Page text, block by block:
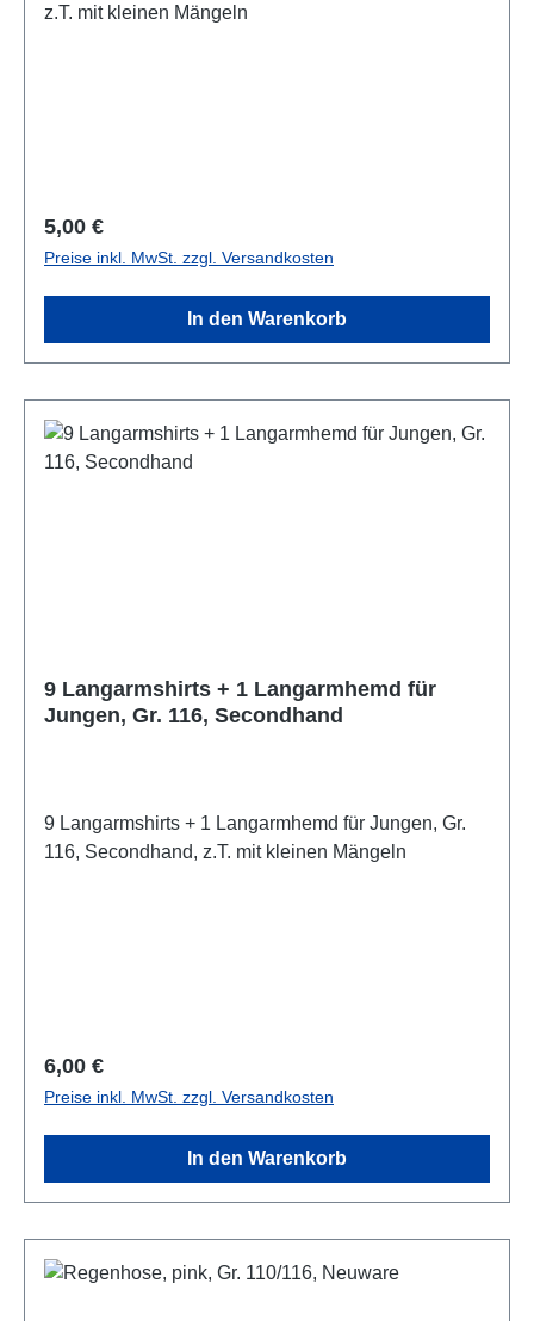
z.T. mit kleinen Mängeln
Regulärer Preis:
5,00 €
Preise inkl. MwSt. zzgl. Versandkosten
In den Warenkorb
9 Langarmshirts + 1 Langarmhemd für
Jungen, Gr. 116, Secondhand
9 Langarmshirts + 1 Langarmhemd für Jungen, Gr.
116, Secondhand, z.T. mit kleinen Mängeln
Regulärer Preis:
6,00 €
Preise inkl. MwSt. zzgl. Versandkosten
In den Warenkorb